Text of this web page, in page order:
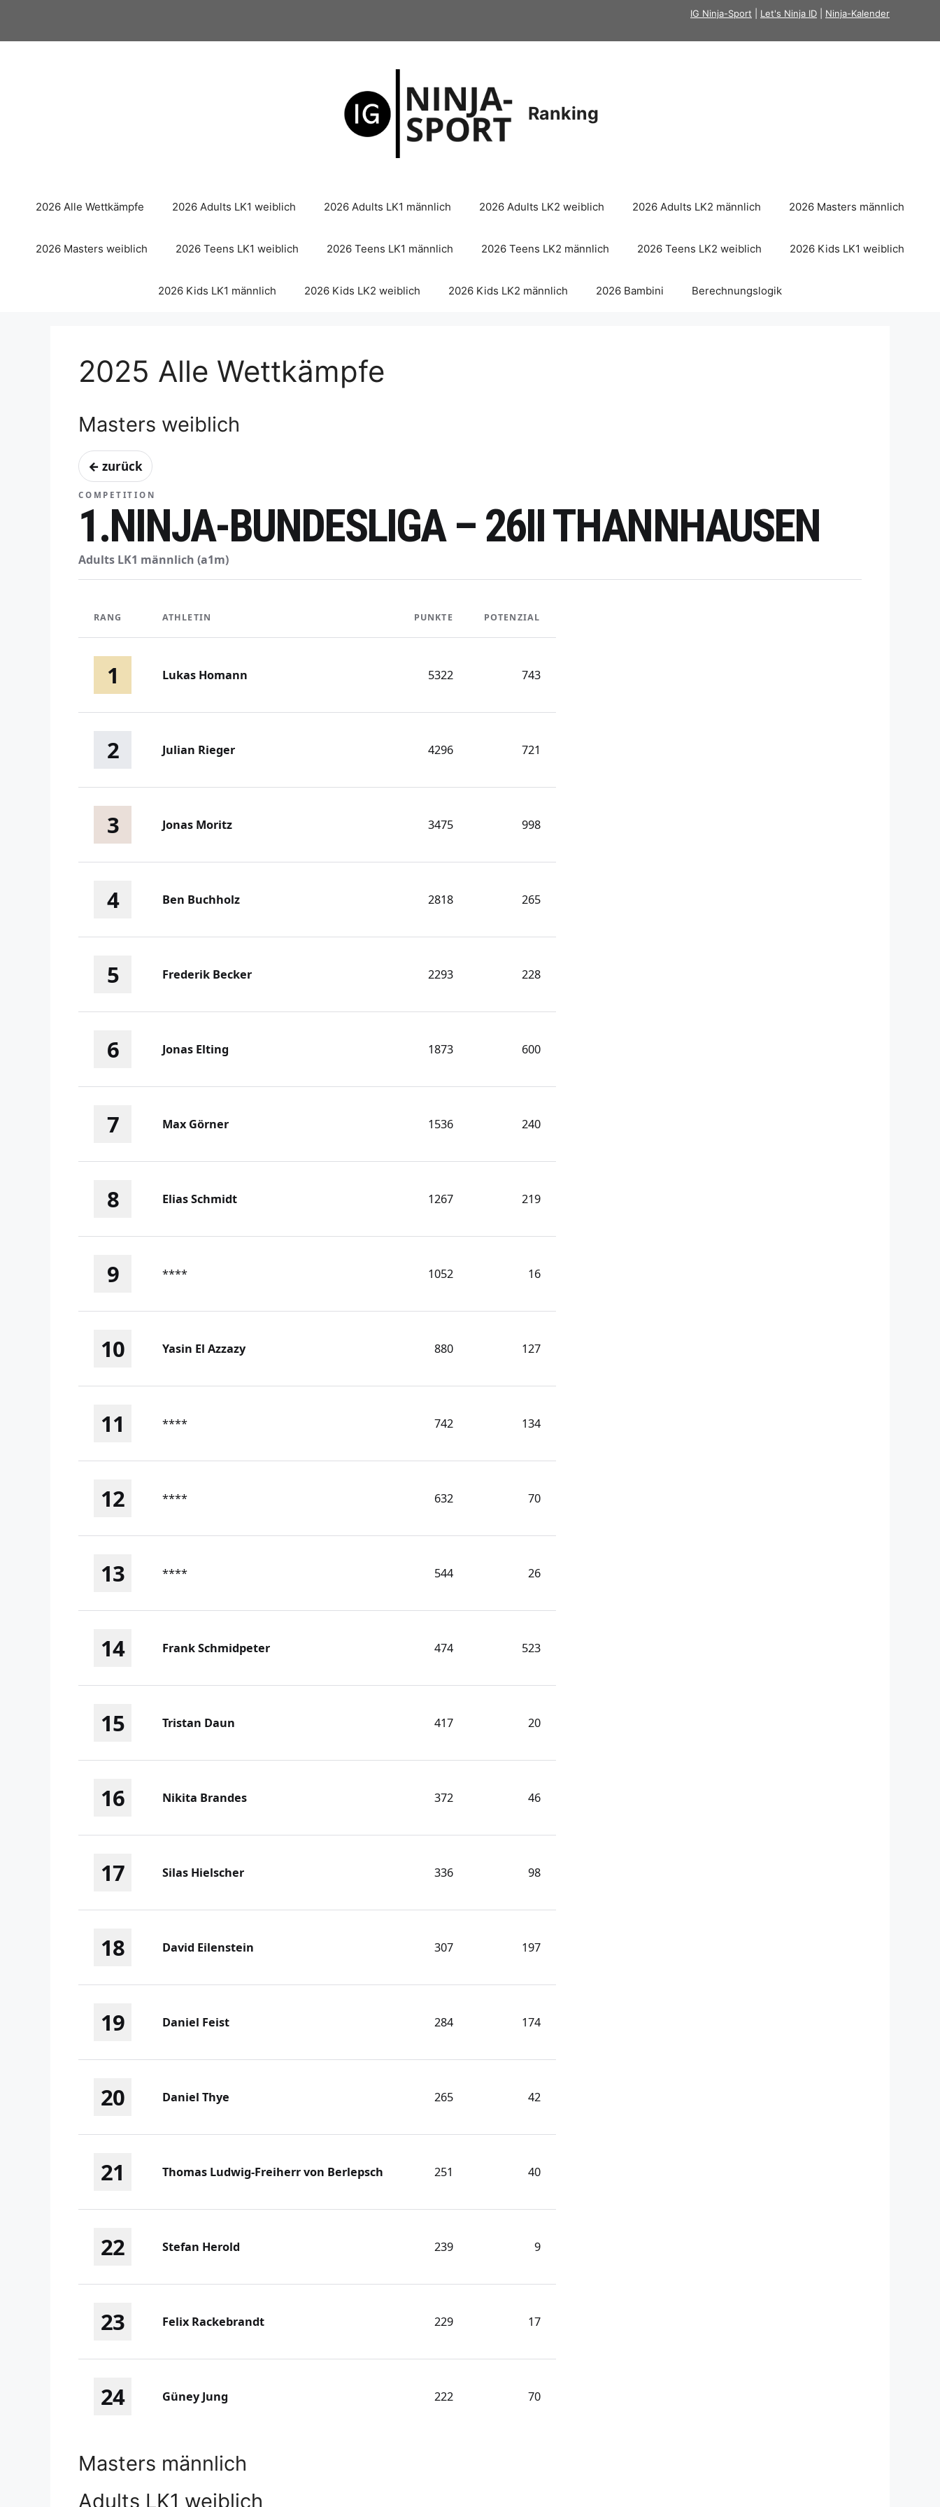
springen
IG Ninja-Sport Let's Ninja ID Ninja-Kalender
Ranking
2026 Alle Wettkämpfe 2026 Adults LK1 weiblich 2026 Adults LK1 männlich 2026 Adults LK2 weiblich 2026 Adults LK2 männlich 2026 Masters männlich
2026 Masters weiblich 2026 Teens LK1 weiblich 2026 Teens LK1 männlich 2026 Teens LK2 männlich 2026 Teens LK2 weiblich 2026 Kids LK1 weiblich
2026 Kids LK1 männlich 2026 Kids LK2 weiblich 2026 Kids LK2 männlich 2026 Bambini Berechnungslogik
2025 Alle Wettkämpfe
Masters weiblich
← zurück
COMPETITION
1.NINJA-BUNDESLIGA – 26II THANNHAUSEN
Adults LK1 männlich (a1m)
RANG ATHLETIN PUNKTE POTENZIAL
1 Lukas Homann 5322 743
2 Julian Rieger 4296 721
3 Jonas Moritz 3475 998
4 Ben Buchholz 2818 265
5 Frederik Becker 2293 228
6 Jonas Elting 1873 600
7 Max Görner 1536 240
8 Elias Schmidt 1267 219
9 **** 1052 16
10 Yasin El Azzazy 880 127
11 **** 742 134
12 **** 632 70
13 **** 544 26
14 Frank Schmidpeter 474 523
15 Tristan Daun 417 20
16 Nikita Brandes 372 46
17 Silas Hielscher 336 98
18 David Eilenstein 307 197
19 Daniel Feist 284 174
20 Daniel Thye 265 42
21 Thomas Ludwig-Freiherr von Berlepsch 251 40
22 Stefan Herold 239 9
23 Felix Rackebrandt 229 17
24 Güney Jung 222 70
Masters männlich
Adults LK1 weiblich